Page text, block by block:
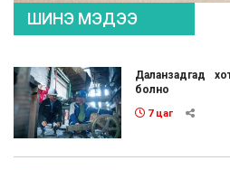
ШИНЭ МЭДЭЭ
Даланзадгад
болно
7 цаг